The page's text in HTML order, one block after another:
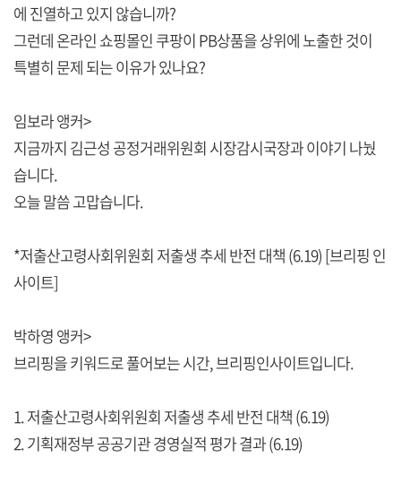
에 진열하고 있지 않습니까?
그런데 온라인 쇼핑몰인 쿠팡이 PB상품을 상위에 노출한 것이
특별히 문제 되는 이유가 있나요?
임보라 앵커>
지금까지 김근성 공정거래위원회 시장감시국장과 이야기 나눴
습니다.
오늘 말씀 고맙습니다.
*저출산고령사회위원회 저출생 추세 반전 대책 (6.19) [브리핑 인
사이트]
박하영 앵커>
브리핑을 키워드로 풀어보는 시간, 브리핑인사이트입니다.
1. 저출산고령사회위원회 저출생 추세 반전 대책 (6.19)
2. 기획재정부 공공기관 경영실적 평가 결과 (6.19)